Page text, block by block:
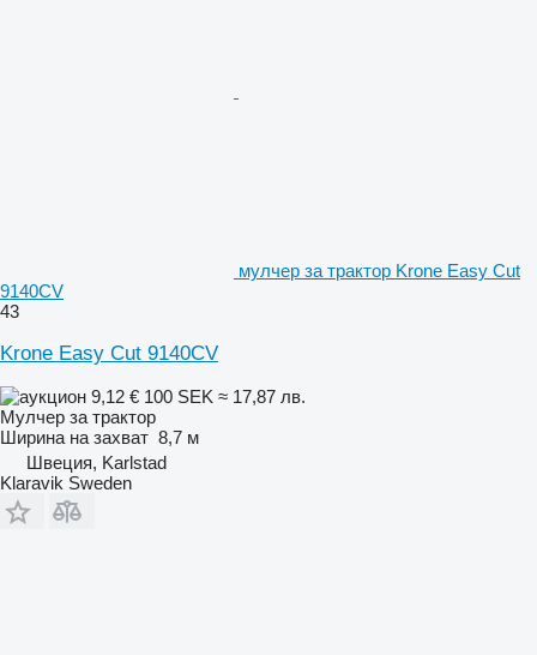
мулчер за трактор Krone Easy Cut
9140CV
43
Krone Easy Cut 9140CV
9,12 € 100 SEK ≈ 17,87 лв.
Мулчер за трактор
Ширина на захват 8,7 м
Швеция, Karlstad
Klaravik Sweden